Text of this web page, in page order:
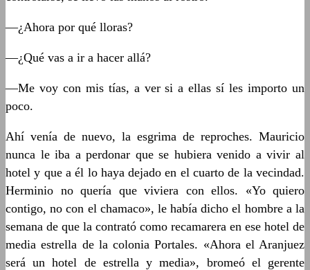
—¿Ahora por qué lloras?
—¿Qué vas a ir a hacer allá?
—Me voy con mis tías, a ver si a ellas sí les importo un
poco.
Ahí venía de nuevo, la esgrima de reproches. Mauricio
nunca le iba a perdonar que se hubiera venido a vivir al
hotel y que a él lo haya dejado en el cuarto de la vecindad.
Herminio no quería que viviera con ellos. «Yo quiero
contigo, no con el chamaco», le había dicho el hombre a la
semana de que la contrató como recamarera en ese hotel de
media estrella de la colonia Portales. «Ahora el Aranjuez
será un hotel de estrella y media», bromeó el gerente